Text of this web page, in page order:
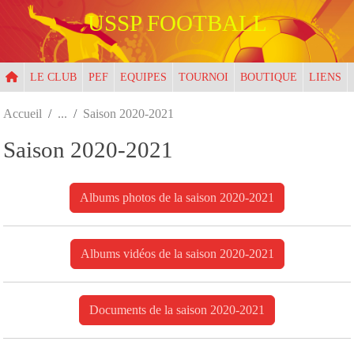
USSP FOOTBALL
LE CLUB PEF EQUIPES TOURNOI BOUTIQUE LIENS
Accueil Saison 2020-2021
Saison 2020-2021
Albums photos de la saison 2020-2021
Albums vidéos de la saison 2020-2021
Documents de la saison 2020-2021
Panneau de gestion des cookies